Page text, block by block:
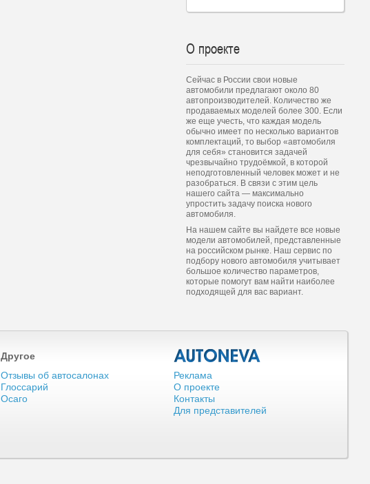
О проекте
Сейчас в России свои новые
автомобили предлагают около 80
автопроизводителей. Количество же
продаваемых моделей более 300. Если
же еще учесть, что каждая модель
обычно имеет по несколько вариантов
комплектаций, то выбор «автомобиля
для себя» становится задачей
чрезвычайно трудоёмкой, в которой
неподготовленный человек может и не
разобраться. В связи с этим цель
нашего сайта — максимально
упростить задачу поиска нового
автомобиля.
На нашем сайте вы найдете все новые
модели автомобилей, представленные
на российском рынке. Наш сервис по
подбору нового автомобиля учитывает
большое количество параметров,
которые помогут вам найти наиболее
подходящей для вас вариант.
Другое
Отзывы об автосалонах
Глоссарий
Осаго
Реклама
О проекте
Контакты
Для представителей